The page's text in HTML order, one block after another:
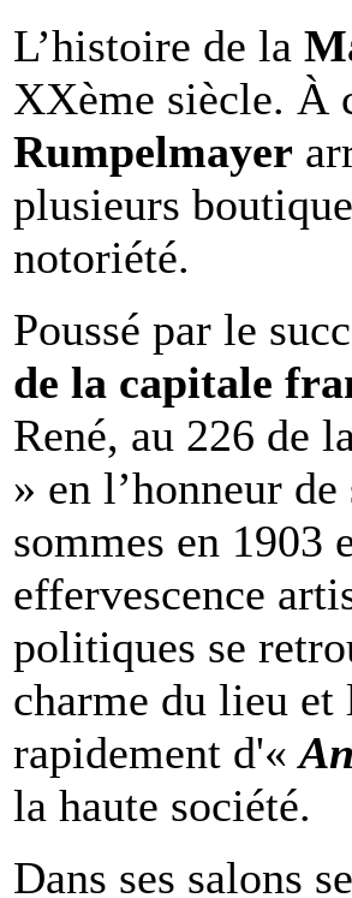
L’histoire de la
XXème siècle. À
Rumpelmayer
plusieurs
notoriété.
Poussé par le
de la capitale
René, au 226 de
» en l’honneur
sommes en 1903
effervescence
politiques se
charme du lieu
rapidement d'«
la haute société.
Dans ses salons